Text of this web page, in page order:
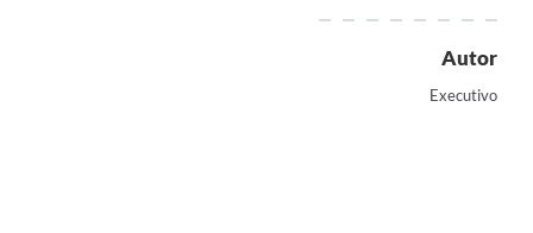
Autor
Executivo